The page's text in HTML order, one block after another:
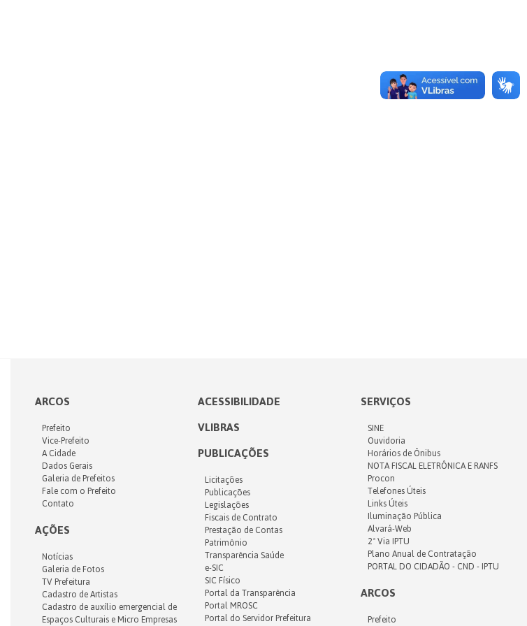
ARCOS
Prefeito
Vice-Prefeito
A Cidade
Dados Gerais
Galeria de Prefeitos
Fale com o Prefeito
Contato
AÇÕES
Notícias
Galeria de Fotos
TV Prefeitura
Cadastro de Artistas
Cadastro de auxílio emergencial de
Espaços Culturais e Micro Empresas
ACESSIBILIDADE
VLIBRAS
PUBLICAÇÕES
Licitações
Publicações
Legislações
Fiscais de Contrato
Prestação de Contas
Patrimônio
Transparência Saúde
e-SIC
SIC Físico
Portal da Transparência
Portal MROSC
Portal do Servidor Prefeitura
SERVIÇOS
SINE
Ouvidoria
Horários de Ônibus
NOTA FISCAL ELETRÔNICA E RANFS
Procon
Telefones Úteis
Links Úteis
Iluminação Pública
Alvará-Web
2ª Via IPTU
Plano Anual de Contratação
PORTAL DO CIDADÃO - CND - IPTU
ARCOS
Prefeito